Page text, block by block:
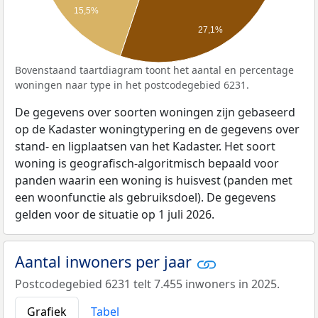
15,5%
27,1%
Bovenstaand taartdiagram toont het aantal en percentage
woningen naar type in het postcodegebied 6231.
De gegevens over soorten woningen zijn gebaseerd
op de Kadaster woningtypering en de gegevens over
stand- en ligplaatsen van het Kadaster. Het soort
woning is geografisch-algoritmisch bepaald voor
panden waarin een woning is huisvest (panden met
een woonfunctie als gebruiksdoel). De gegevens
gelden voor de situatie op 1 juli 2026.
Aantal inwoners per jaar
Postcodegebied 6231 telt 7.455 inwoners in 2025.
Grafiek
Tabel